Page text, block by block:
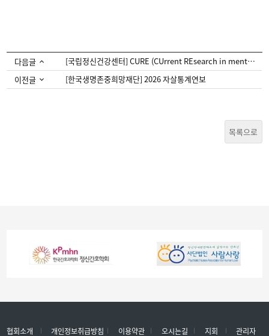
다음글
[국립정신건강센터] CURE (CUrrent REsearch in mental health) Vol.25 발간
이전글
[한국생명존중희망재단] 2026 자살통계연보
목록으로
협회소개 개인정보취급방침 이용약관 오시는길 지회 관리자